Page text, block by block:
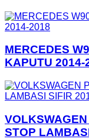
MERCEDES
KAPUTU 2014-
STOP